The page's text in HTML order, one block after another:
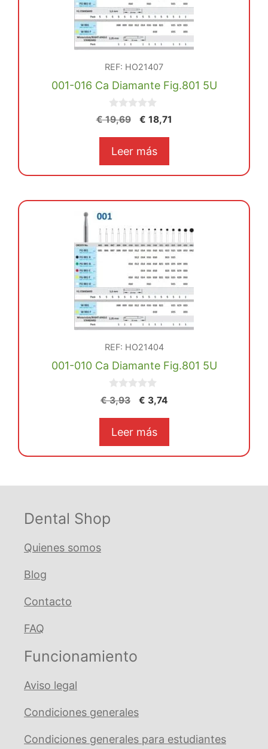
REF: HO21407
001-016 Ca Diamante Fig.801 5U
0
d
€19,69
El
original
€ 19,69.
€ 18,71
€ 18,71.
Leer más
REF: HO21404
001-010 Ca Diamante Fig.801 5U
0
d
€3,93
El
original
€ 3,93.
€ 3,74El
€ 3,74.
Leer más
Dental Shop
Quienes somos
Blog
Contacto
FAQ
Funcionamiento
Aviso legal
Condiciones generales
Condiciones generales para estudiantes